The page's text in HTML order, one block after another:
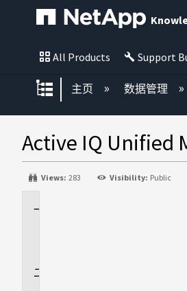
All Products Support
扩展/隐缩全局层次
主页 数据管理
Active IQ Unified
Views: 283 Visibility: Public